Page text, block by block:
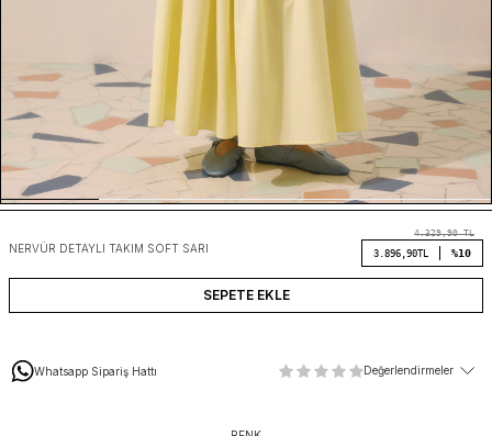
NERVÜR DETAYLI TAKIM SOFT SARI
4.329,90TL
3.896,90TL %10
SEPETE EKLE
Whatsapp Sipariş Hattı Değerlendirmeler